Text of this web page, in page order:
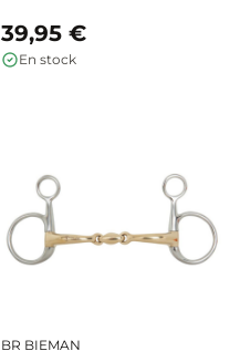
39,95 €
En stock
BR BIEMAN